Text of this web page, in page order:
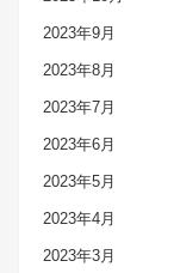
2023年9月
2023年8月
2023年7月
2023年6月
2023年5月
2023年4月
2023年3月